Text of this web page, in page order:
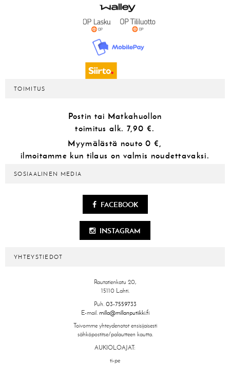
TOIMITUS
Postin tai Matkahuollon
toimitus alk. 7,90 €.
Myymälästä nouto 0 €,
ilmoitamme kun tilaus on valmis noudettavaksi.
SOSIAALINEN MEDIA
FACEBOOK
INSTAGRAM
YHTEYSTIEDOT
Rautatienkatu 20,
15110 Lahti.
Puh. 03-7559733
E-mail. milla@millanputiikki.fi
Toivomme yhteydenotot ensisijaisesti
sähköpostitse/palautteen kautta.
AUKIOLOAJAT:
ti-pe